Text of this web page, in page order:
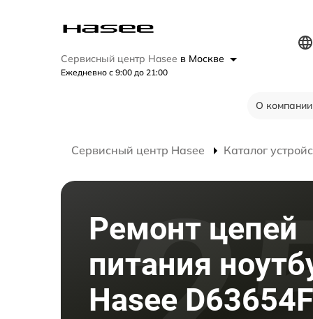
Сервисный центр Hasee в Москве
Ежедневно с 9:00 до 21:00
О компании
Сервисный центр Hasee Каталог
Ремонт цепей
питания
Hasee